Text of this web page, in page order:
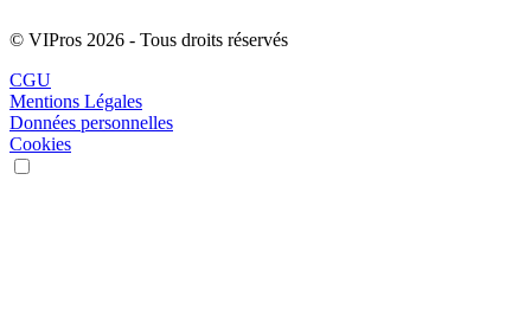
© VIPros 2026 - Tous droits réservés
CGU
Mentions Légales
Données personnelles
Cookies